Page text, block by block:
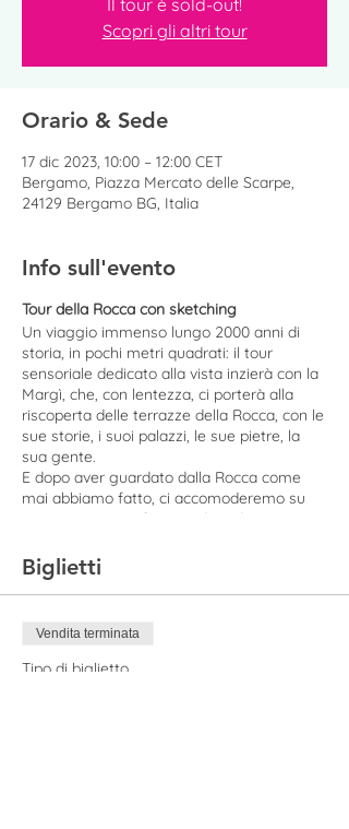
Il tour è sold-out!
Scopri gli altri tour
Orario & Sede
17 dic 2023, 10:00 – 12:00 CET
Bergamo, Piazza Mercato delle Scarpe,
24129 Bergamo BG, Italia
Info sull'evento
Tour della Rocca con sketching
Un viaggio immenso lungo 2000 anni di
storia, in pochi metri quadrati: il tour
sensoriale dedicato alla vista inzierà con la
Margì, che, con lentezza, ci porterà alla
riscoperta delle terrazze della Rocca, con le
sue storie, i suoi palazzi, le sue pietre, la
sua gente.
E dopo aver guardato dalla Rocca come
mai abbiamo fatto, ci accomoderemo su
una terrazza per farci guidare da
Una vera e propria lezione di osservazione,
tra forme, volumi, segni: Martin ci offrirà i
trucchi e i materiali per realizzare un
cuore! Avremo così un souvenir da portare
a casa, creato totalmente da noi, con i
Biglietti
Vendita terminata
Tipo di biglietto